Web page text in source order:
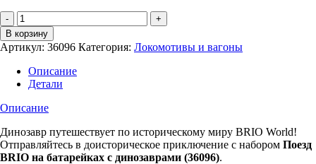
Количество
товара
Поезд
BRIO
на
батарейках
динозаврами
В корзину
Артикул: 36096 Категория: Локомотивы и вагоны
Описание
Детали
Описание
Динозавр путешествует по историческому миру BRIO World!
Отправляйтесь в доисторическое приключение с набором Поезд
BRIO на батарейках с динозаврами (36096).